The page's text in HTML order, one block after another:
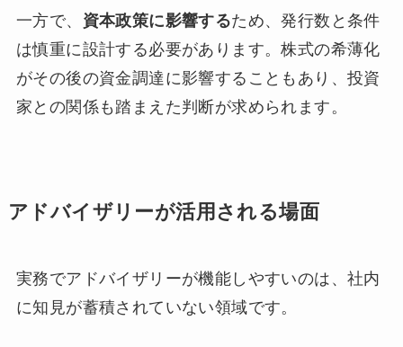
一方で、 資本政策に影響するため、発行数と条件
は慎重に設計する必要があります。株式の希薄化
がその後の資金調達に影響することもあり、投資
家との関係も踏まえた判断が求められます。
アドバイザリーが活用される場面
実務でアドバイザリーが機能しやすいのは、社内
に知見が蓄積されていない領域です。